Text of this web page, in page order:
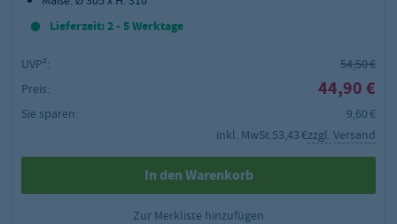
Lieferzeit: 2 - 5 Werktage
UVP²:
54,50 €
Preis:
44,90 €
Sie sparen:
9,60 €
inkl. MwSt.53,43 €zzgl. Versand
In den Warenkorb
Zur Merkliste hinzufügen